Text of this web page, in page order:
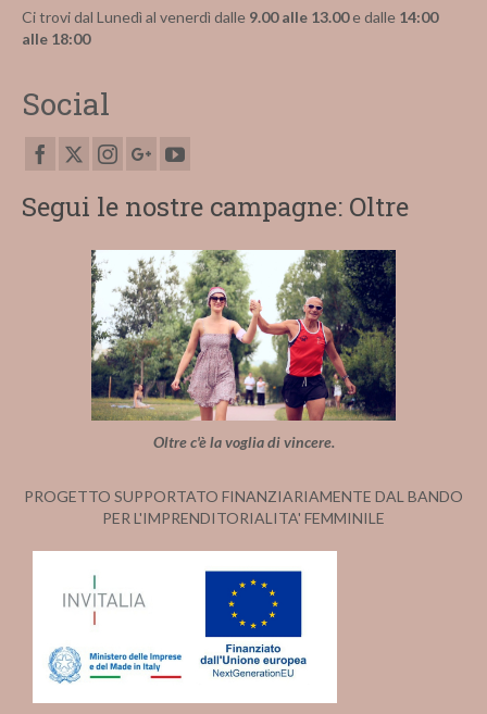
Ci trovi dal Lunedì al venerdì dalle 9.00 alle 13.00e dalle 14:00
alle 18:00
Social
Segui le nostre campagne: Oltre
Oltre c'è la voglia di vincere.
PROGETTO SUPPORTATO FINANZIARIAMENTE DAL BANDO
PER L'IMPRENDITORIALITA' FEMMINILE